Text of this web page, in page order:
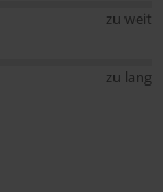
zu weit
zu lang